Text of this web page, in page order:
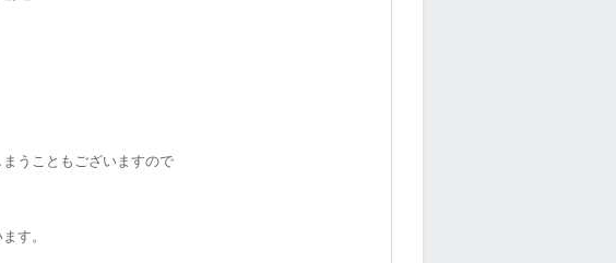
うこともございますので
す。